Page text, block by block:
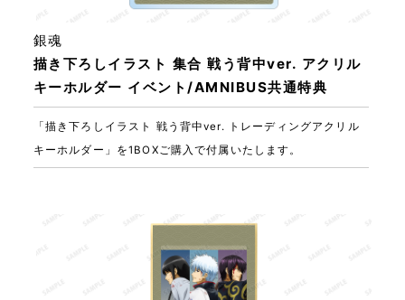
描き下ろしイラスト 集合 戦う背中ver. アクリル
キーホルダー イベント/AMNIBUS共通特典
銀魂
「描き下ろしイラスト 戦う背中ver. トレーディングアクリル
キーホルダー」を1BOXご購入で付属いたします。